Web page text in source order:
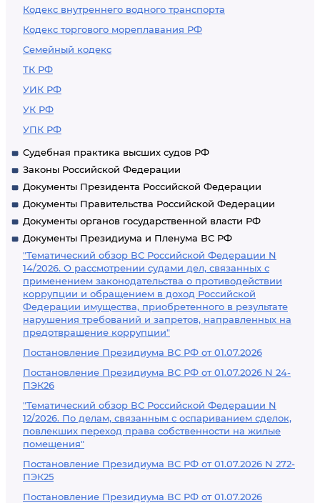
Кодекс внутреннего водного транспорта
Кодекс торгового мореплавания РФ
Семейный кодекс
ТК РФ
УИК РФ
УК РФ
УПК РФ
Судебная практика высших судов РФ
Законы Российской Федерации
Документы Президента Российской Федерации
Документы Правительства Российской Федерации
Документы органов государственной власти РФ
Документы Президиума и Пленума ВС РФ
"Тематический обзор ВС Российской Федерации N
14/2026. О рассмотрении судами дел, связанных с
применением законодательства о противодействии
коррупции и обращением в доход Российской
Федерации имущества, приобретенного в результате
нарушения требований и запретов, направленных на
предотвращение коррупции"
Постановление Президиума ВС РФ от 01.07.2026
Постановление Президиума ВС РФ от 01.07.2026 N 24-
ПЭК26
"Тематический обзор ВС Российской Федерации N
12/2026. По делам, связанным с оспариванием сделок,
повлекших переход права собственности на жилые
помещения"
Постановление Президиума ВС РФ от 01.07.2026 N 272-
ПЭК25
Постановление Президиума ВС РФ от 01.07.2026